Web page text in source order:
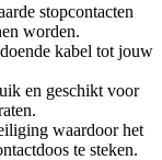
stopcontacten
worden.
kabel tot jouw
en geschikt voor
waardoor het
te steken.